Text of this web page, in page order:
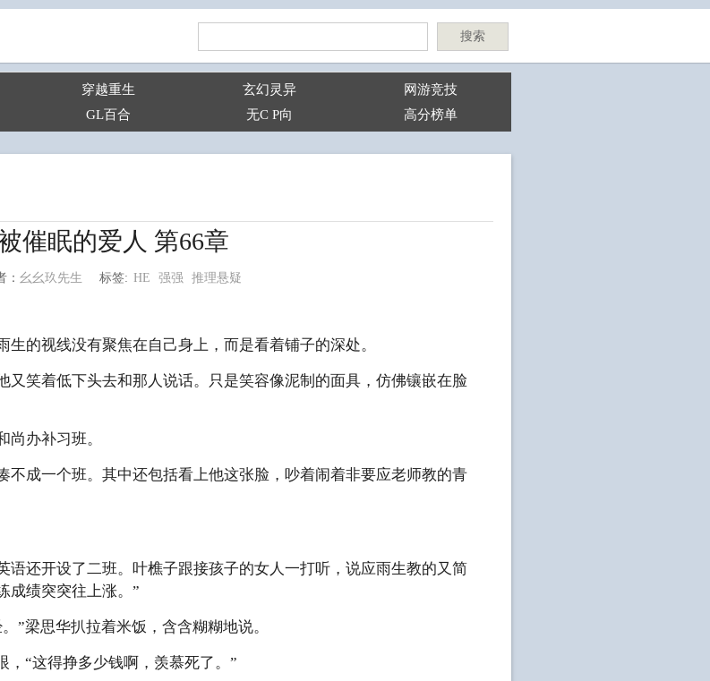
搜索
穿越重生 玄幻灵异
网游竞技
GL百合 无C P向 高分榜单
催眠的爱人 第66章
： 幺幺玖先生 标签: HE 强强 推理悬疑
的视线没有聚焦在自己身上，而是看着铺子的深处。
又笑着低下头去和那人说话。只是笑容像泥制的面具，仿佛镶嵌在脸
办补习班。
不成一个班。其中还包括看上他这张脸，吵着闹着非要应老师教的青
语还开设了二班。叶樵子跟接孩子的女人一打听，说应雨生教的又简
成绩突突往上涨。”
”梁思华扒拉着米饭，含含糊糊地说。
，“这得挣多少钱啊，羡慕死了。”